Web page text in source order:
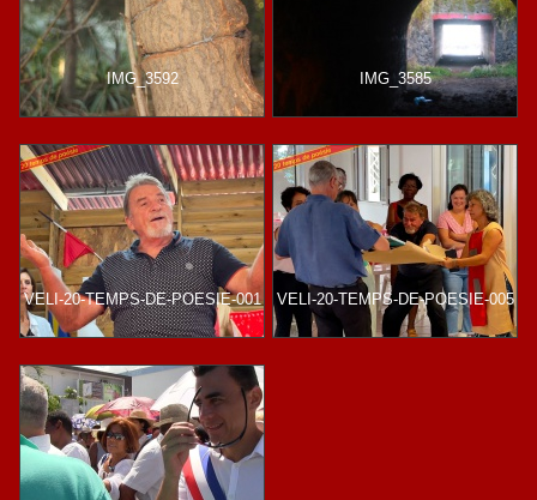
IMG_3592 IMG_3585
VELI-20-TEMPS-DE-POESIE-001 VELI-20-TEMPS-DE-POESIE-005